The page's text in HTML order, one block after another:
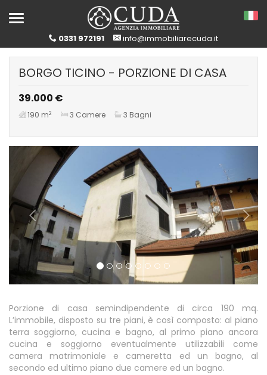
Toggle
0331 972191 info@immobiliarecuda.it
BORGO TICINO - PORZIONE DI CASA
39.000 €
190 m2 3 Camere 3 Bagni
Previous
Porzione di casa semindipendente di circa 190 mq.
L’immobile, disposto su tre piani, è così composto: al piano
terra soggiorno, cucina e bagno, al primo piano ancora
cucina e soggiorno eventualmente utilizzabili come
camera matrimoniale e cameretta ed un bagno, al
secondo ed ultimo piano due camere ed un bagno.